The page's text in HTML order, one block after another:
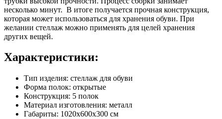
несколько минут. В итоге получается прочная конструкция,
которая может использоваться для хранения обуви. При
желании стеллаж можно применять для целей хранения
других вещей.
Характеристики:
Тип изделия: стеллаж для обуви
Форма полок: открытые
Конструкция: 5 полок
Материал изготовления: металл
Габариты: 1020х600х300 см